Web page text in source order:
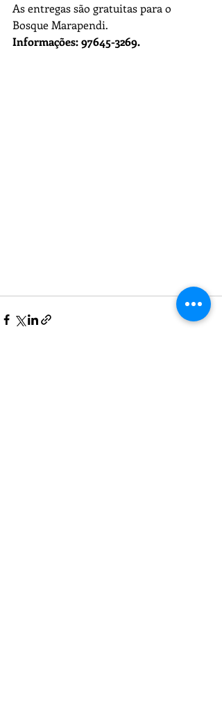
As entregas são gratuitas para o
Bosque Marapendi.
Informações: 97645-3269.